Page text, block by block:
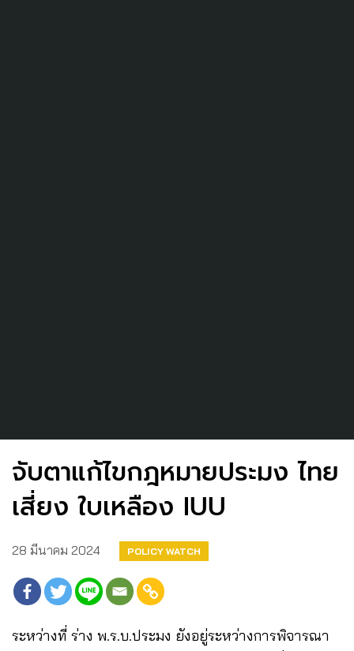
จับตาแก้ไขกฎหมายประมง ไทย
เสี่ยง ใบเหลือง IUU
28 มีนาคม 2024 POLICY WATCH
ระหว่างที่ ร่าง พ.ร.บ.ประมง ยังอยู่ระหว่างการพิจารณา